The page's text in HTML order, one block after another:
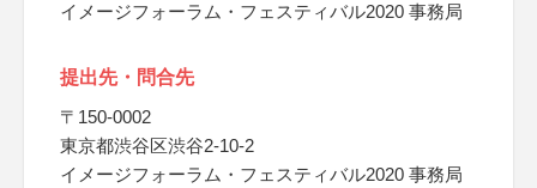
イメージフォーラム・フェスティバル2020 事務局
提出先・問合先
〒150-0002
東京都渋谷区渋谷2-10-2
イメージフォーラム・フェスティバル2020 事務局